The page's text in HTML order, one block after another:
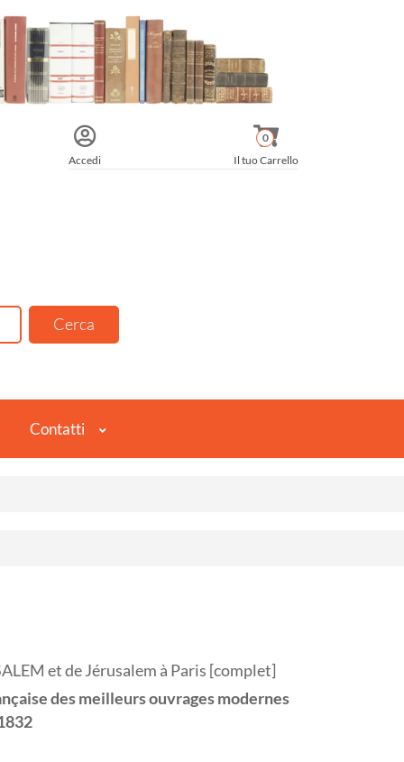
Accedi Il tuo Carrello
0
Contatti
et de Jérusalem à Paris [complet]
des meilleurs ouvrages modernes